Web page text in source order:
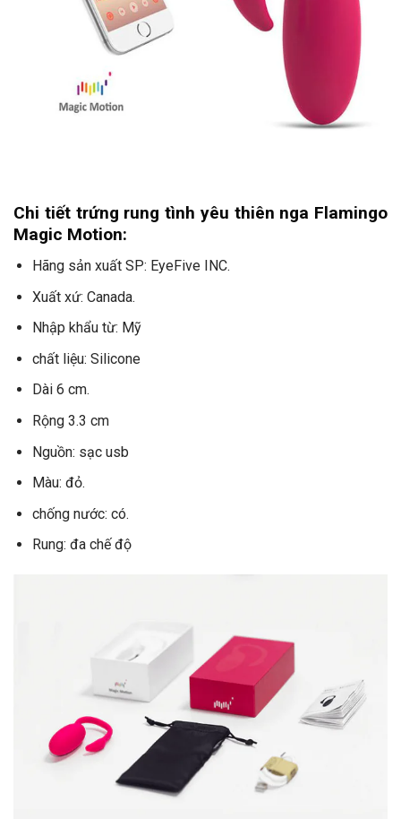
Chi tiết trứng rung tình yêu thiên nga Flamingo
Magic Motion:
Hãng sản xuất SP: EyeFive INC.
Xuất xứ: Canada.
Nhập khẩu từ: Mỹ
chất liệu: Silicone
Dài 6 cm.
Rộng 3.3 cm
Nguồn: sạc usb
Màu: đỏ.
chống nước: có.
Rung: đa chế độ